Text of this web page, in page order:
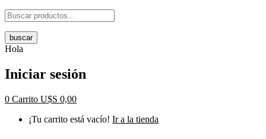
buscar
Hola
Iniciar sesión
0 Carrito U$S 0,00
¡Tu carrito está vacío! Ir a la tienda